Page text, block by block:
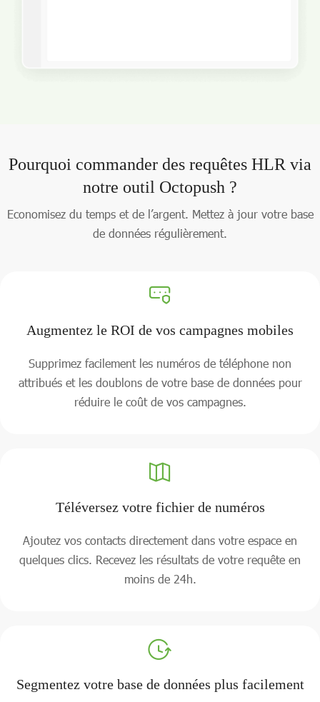
Pourquoi commander des requêtes HLR via
notre outil Octopush ?
Economisez du temps et de l’argent. Mettez à jour votre base
de données régulièrement.
Augmentez le ROI de vos campagnes mobiles
Supprimez facilement les numéros de téléphone non
attribués et les doublons de votre base de données pour
réduire le coût de vos campagnes.
Téléversez votre fichier de numéros
Ajoutez vos contacts directement dans votre espace en
quelques clics. Recevez les résultats de votre requête en
moins de 24h.
Segmentez votre base de données plus facilement